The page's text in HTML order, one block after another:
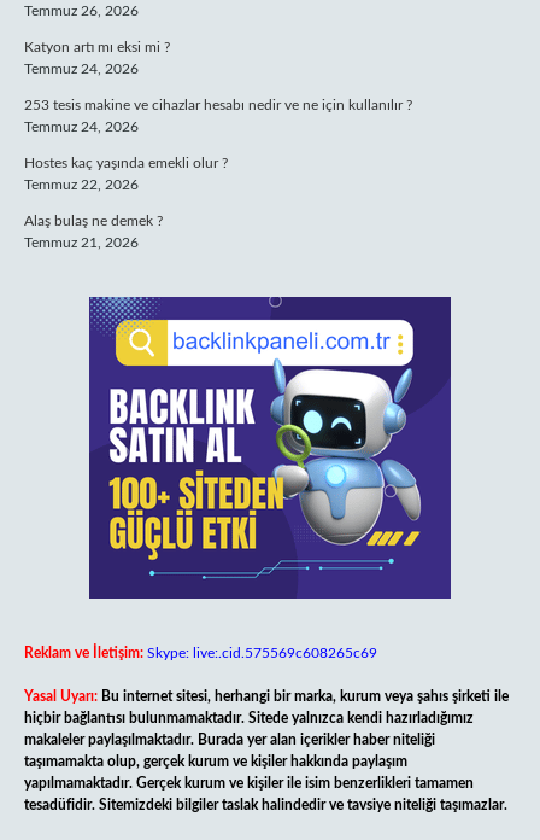
Temmuz 26, 2026
Katyon artı mı eksi mi ?
Temmuz 24, 2026
253 tesis makine ve cihazlar hesabı nedir ve ne için kullanılır ?
Temmuz 24, 2026
Hostes kaç yaşında emekli olur ?
Temmuz 22, 2026
Alaş bulaş ne demek ?
Temmuz 21, 2026
Reklam ve İletişim: Skype: live:.cid.575569c608265c69
Yasal Uyarı: Bu internet sitesi, herhangi bir marka, kurum veya şahıs şirketi ile
hiçbir bağlantısı bulunmamaktadır. Sitede yalnızca kendi hazırladığımız
makaleler paylaşılmaktadır. Burada yer alan içerikler haber niteliği
taşımamakta olup, gerçek kurum ve kişiler hakkında paylaşım
yapılmamaktadır. Gerçek kurum ve kişiler ile isim benzerlikleri tamamen
tesadüfidir. Sitemizdeki bilgiler taslak halindedir ve tavsiye niteliği taşımazlar.